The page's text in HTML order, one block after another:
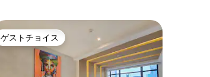
ゲストチョイス
ゲストチョイス